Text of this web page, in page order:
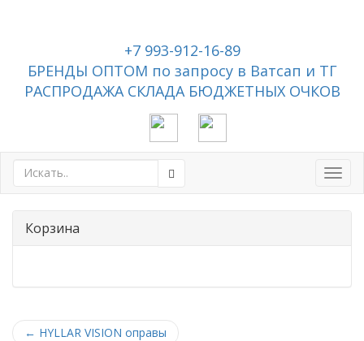
+7 993-912-16-89
БРЕНДЫ ОПТОМ по запросу в Ватсап и ТГ
РАСПРОДАЖА СКЛАДА БЮДЖЕТНЫХ ОЧКОВ
Корзина
← HYLLAR VISION оправы